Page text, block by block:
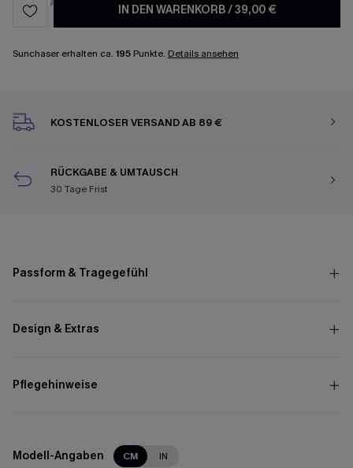
IN DEN WARENKORB/39,00 €
Sunchaser erhalten ca. 195 Punkte. Details ansehen
KOSTENLOSER VERSAND AB 89 €
RÜCKGABE & UMTAUSCH
30 Tage Frist
Passform & Tragegefühl
Design & Extras
Pflegehinweise
Modell-Angaben CM IN